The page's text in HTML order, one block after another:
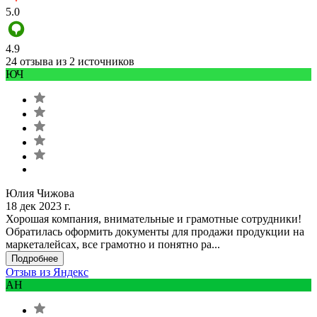
5.0
4.9
24 отзыва из 2 источников
ЮЧ
Юлия Чижова
18 дек 2023 г.
Хорошая компания, внимательные и грамотные сотрудники!
Обратилась оформить документы для продажи продукции на
маркеталейсах, все грамотно и понятно ра...
Подробнее
Отзыв из Яндекс
АН